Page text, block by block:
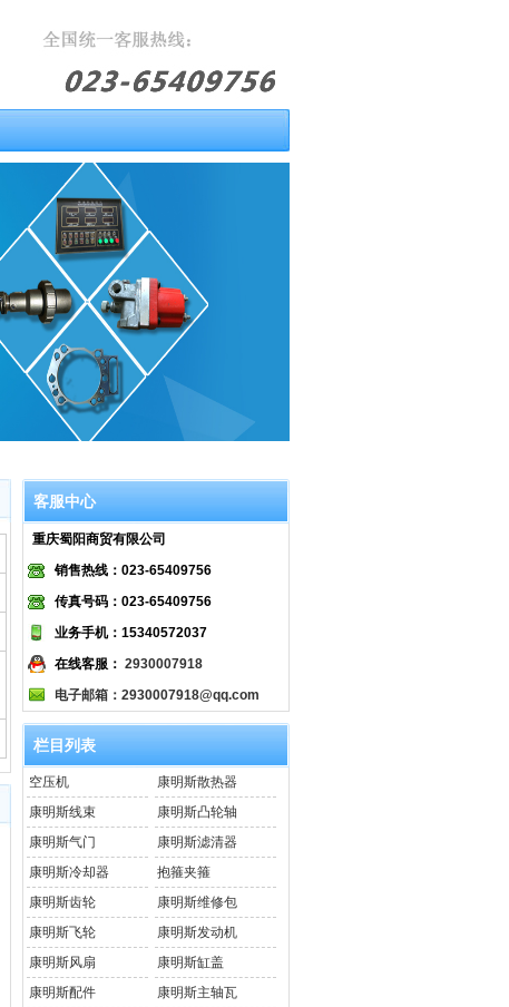
客服中心
重庆蜀阳商贸有限公司
销售热线：023-65409756
传真号码：023-65409756
业务手机：15340572037
在线客服： 2930007918
电子邮箱：2930007918@qq.com
栏目列表
空压机
康明斯散热器
康明斯线束
康明斯凸轮轴
康明斯气门
康明斯滤清器
康明斯冷却器
抱箍夹箍
康明斯齿轮
康明斯维修包
康明斯飞轮
康明斯发动机
康明斯风扇
康明斯缸盖
康明斯配件
康明斯主轴瓦